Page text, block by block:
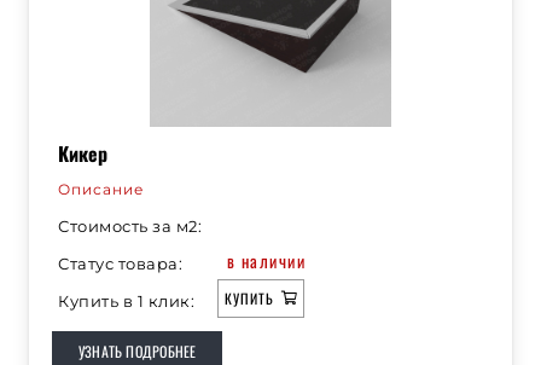
Кикер
Описание
Стоимость за м2:
Статус товара:
в наличии
Купить в 1 клик: КУПИТЬ
УЗНАТЬ ПОДРОБНЕЕ